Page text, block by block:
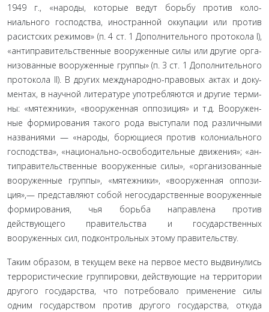
1949 г., «народы, которые ведут борьбу против коло­
ниального господства, иностранной оккупации или против
расистских режимов» (п. 4 ст. 1 Дополнительного протокола I),
«антиправительственные вооруженные силы или другие орга­
низованные вооруженные группы» (п. 3 ст. 1 Дополнительного
протокола II). В других международно-правовых актах и доку­
ментах, в научной литературе употребляются и другие терми­
ны: «мятежники», «вооруженная оппозиция» и т.д. Вооружен­
ные формирования такого рода выступали под различными
названиями — «народы, борющиеся против колониального
господства», «национально-освободительные движения»; «ан­
типравительственные вооруженные силы», «организованные
вооруженные группы», «мятежники», «вооруженная оппози­
ция»,— представляют собой негосударственные вооруженные
формирования, чья борьба направлена против
действующего правительства и государственных
вооруженных сил, подкон­трольных этому правительству.
Таким образом, в текущем веке на первое место выдви­нулись
террористические группировки, действующие на тер­ритории
другого государства, что потребовало применение силы
одним государством против другого государства, отку­да